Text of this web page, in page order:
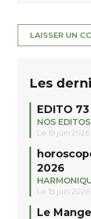
Les
EDITO
NOS EDITOS
Le 19 juin 2026
2026
Le 19 juin 2026
Le